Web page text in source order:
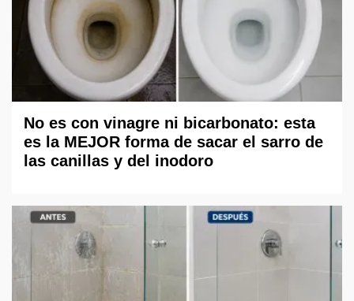
No es con vinagre ni bicarbonato: esta
es la MEJOR forma de sacar el sarro de
las canillas y del inodoro